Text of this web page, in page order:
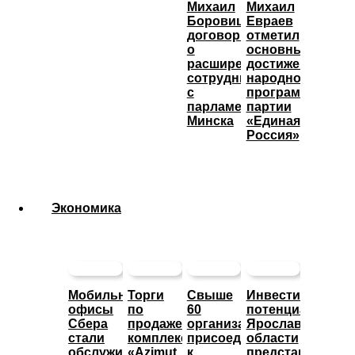
Михаил
Боровицкий
договорился
о
расширении
сотрудничества
с
парламентом
Минска
Михаил
Евраев
отметил
основные
достижения
народной
программы
партии
«Единая
Россия»
Экономика
Мобильные
офисы
Сбера
стали
Торги
по
продаже
комплекса
Свыше
60
организаций
присоединились
потенциал
Ярославской
области